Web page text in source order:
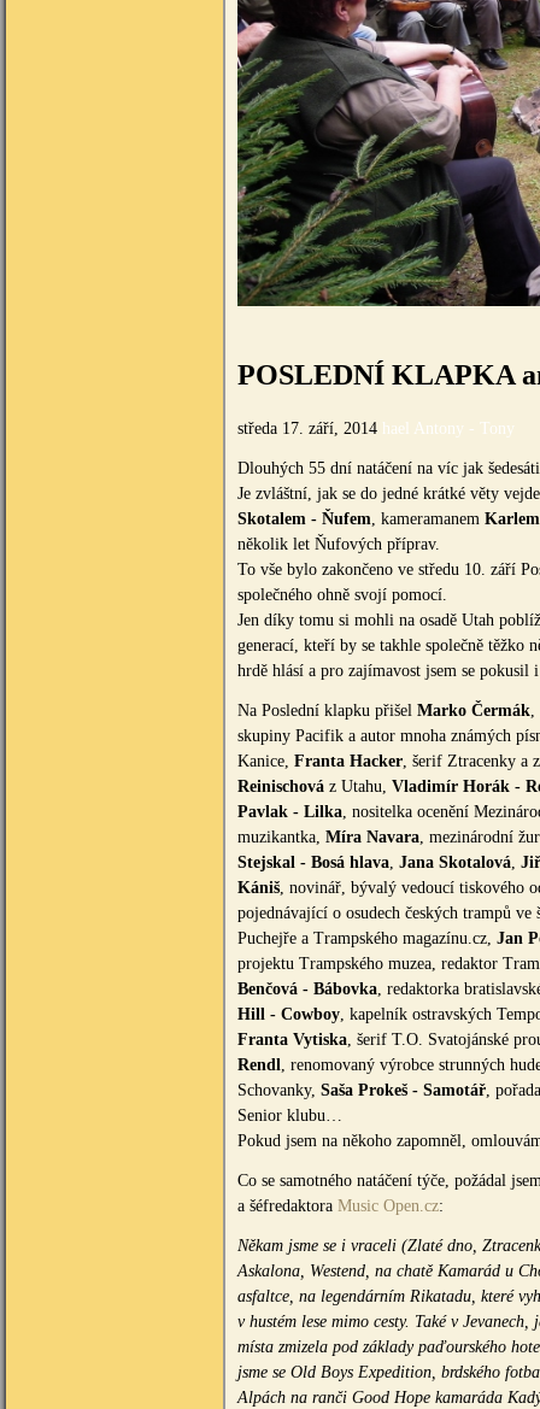
POSLEDNÍ KLAPKA
středa 17. září, 2014 hael Antony - Tony
Dlouhých 55 dní natáčení na víc jak
Je zvláštní, jak se do jedné krátké věty
Skotalem - Ňufem, kameramanem
několik let Ňufových příprav.
To vše bylo zakončeno ve středu 10. září
společného ohně svojí pomocí.
Jen díky tomu si mohli na osadě Utah
generací, kteří by se takhle společně těžko
hrdě hlásí a pro zajímavost jsem se pokusil
Na Poslední klapku přišel Marko Čermák,
skupiny Pacifik a autor mnoha známých
Kanice, Franta Hacker, šerif Ztracenky a
Reinischová z Utahu, Vladimír Horák -
Pavlak - Lilka, nositelka ocenění
muzikantka, Míra Navara, mezinárodní
Stejskal - Bosá hlava, Jana Skotalová,
Kániš, novinář, bývalý vedoucí tiskového
pojednávající o osudech českých trampů ve
Puchejře a Trampského magazínu.cz, Jan
projektu Trampského muzea, redaktor
Benčová - Bábovka, redaktorka
Hill - Cowboy, kapelník ostravských
Franta Vytiska, šerif T.O. Svatojánské
Rendl, renomovaný výrobce strunných
Schovanky, Saša Prokeš - Samotář,
Senior klubu…
Pokud jsem na někoho zapomněl,
Co se samotného natáčení týče, požádal
a šéfredaktora Music Open.cz:
Někam jsme se i vraceli (Zlaté dno,
Askalona, Westend, na chatě Kamarád u
asfaltce, na legendárním Rikatadu, které
v hustém lese mimo cesty. Také v
místa zmizela pod základy paďourského
jsme se Old Boys Expedition, brdského
Alpách na ranči Good Hope kamaráda